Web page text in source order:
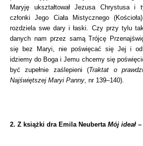
Maryję ukształtował Jezusa Chrystusa
członki Jego Ciała Mistycznego
rozdziela swe dary i łaski. Czy przy tylu
danych nam przez samą Trójcę
się bez Maryi, nie poświęcać się Jej i
idziemy do Boga i Jemu chcemy się
być zupełnie zaślepieni (Traktat o
Najświętszej Maryi Panny, nr 139–140).
2. Z książki dra Emila Neuberta Mój ideał